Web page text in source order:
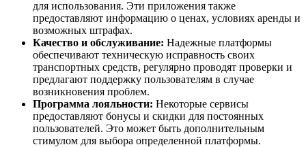
для использования. Эти приложения также
предоставляют информацию о ценах, условиях аренды и
возможных штрафах.
Качество и обслуживание: Надежные платформы
обеспечивают техническую исправность своих
транспортных средств, регулярно проводят проверки и
предлагают поддержку пользователям в случае
возникновения проблем.
Программа лояльности: Некоторые сервисы
предоставляют бонусы и скидки для постоянных
пользователей. Это может быть дополнительным
стимулом для выбора определенной платформы.